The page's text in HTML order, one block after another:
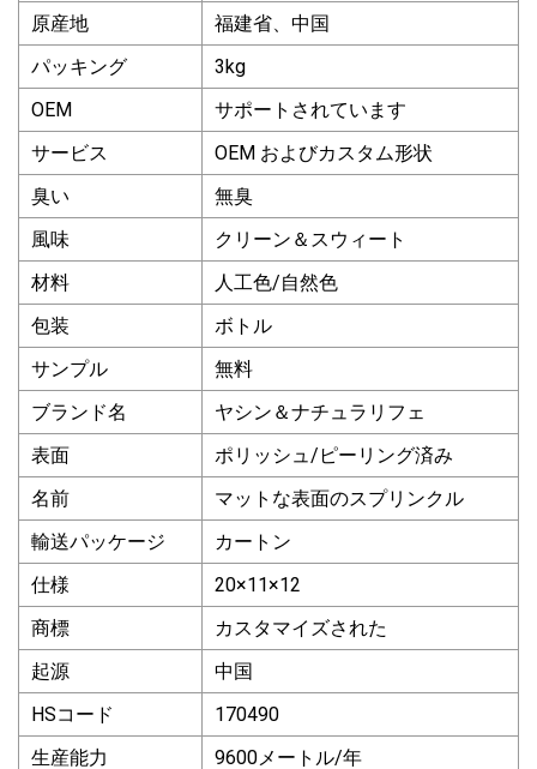
原産地
福建省、中国
パッキング
3kg
OEM
サポートされています
サービス
OEM およびカスタム形状
臭い
無臭
風味
クリーン＆スウィート
材料
人工色/自然色
包装
ボトル
サンプル
無料
ブランド名
ヤシン＆ナチュラリフェ
表面
ポリッシュ/ピーリング済み
名前
マットな表面のスプリンクル
輸送パッケージ
カートン
仕様
20×11×12
商標
カスタマイズされた
起源
中国
HSコード
170490
生産能力
9600メートル/年